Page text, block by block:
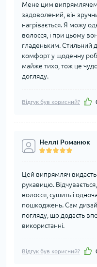
Мене цим
задоволений, він
нагрівається. Я можу
волосся, і при цьому
гладеньким. Стильний
комфорт у щоденну
майже тихо, тож це
догляду.
Відгук був корисний?
Неллі Романюк
Цей випрямляч
рукавицю.
волосся, сушить і
пошкоджень. Сам
погляду, що додасть
використанні.
Відгук був корисний?